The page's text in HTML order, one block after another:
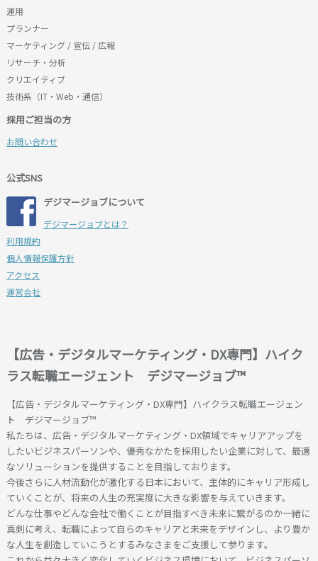
運用
プランナー
マーケティング / 宣伝 / 広報
リサーチ・分析
クリエイティブ
技術系（IT・Web・通信）
採用ご担当の方
お問い合わせ
公式SNS
デジマージョブについて
デジマージョブとは？
利用規約
個人情報保護方針
アクセス
運営会社
【広告・デジタルマーケティング・DX専門】ハイク
ラス転職エージェント デジマージョブ™
【広告・デジタルマーケティング・DX専門】ハイクラス転職エージェン
ト デジマージョブ™
私たちは、広告・デジタルマーケティング・DX領域でキャリアアップを
したいビジネスパーソンや、優秀なかたを採用したい企業に対して、最適
なソリューションを提供することを目指しております。
今後さらに人材流動化が激化する日本において、主体的にキャリア形成し
ていくことが、将来の人生の充実度に大きな影響を与えていきます。
どんな仕事やどんな会社で働くことが目指すべき未来に繋がるのか一緒に
真剣に考え、転職によって自らのキャリアと未来をデザインし、より豊か
な人生を創造していこうとするみなさまをご支援して参ります。